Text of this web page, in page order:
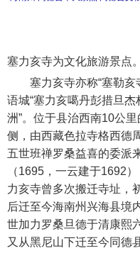
塞力亥寺为文化旅游景点。
塞力亥寺亦称“塞勒亥寺
语城“塞力亥噶丹彭措旦杰
洲”。位于县治西南10公
侧，由西藏色拉寺格西德
五世班禅罗桑益喜的委派
（1695，一云建于1692
力亥寺曾多次搬迁寺址，
后迁至今海南州兴海县境
世加力罗桑旦德于清康熙
又从黑尼山下迁至今同德